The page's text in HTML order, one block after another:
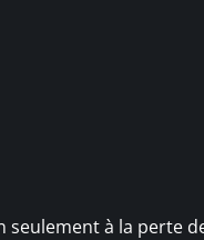
à la perte